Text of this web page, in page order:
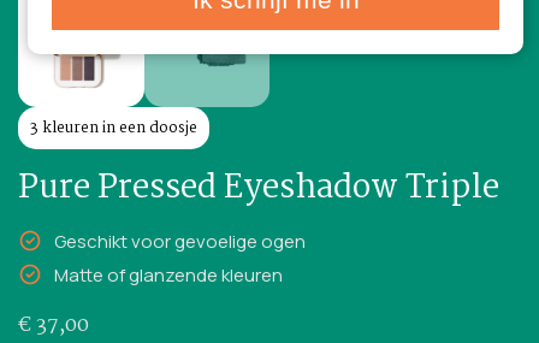
3 kleuren in een doosje
Pure Pressed Eyeshadow Triple
Geschikt voor gevoelige ogen
Matte of glanzende kleuren
€37,00